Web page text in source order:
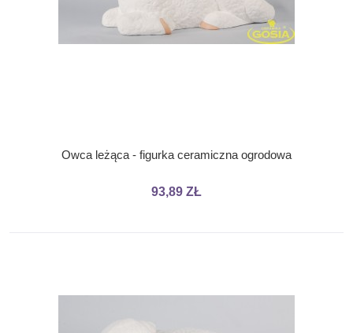
Owca leżąca - figurka ceramiczna ogrodowa
93,89 ZŁ